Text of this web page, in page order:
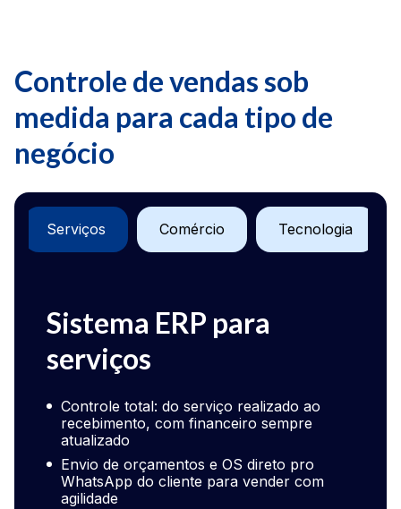
Controle de vendas sob
medida para cada tipo de
negócio
Serviços Comércio Tecnologia
Sistema ERP para
serviços
Controle total: do serviço realizado ao
recebimento, com financeiro sempre
atualizado
Envio de orçamentos e OS direto pro
WhatsApp do cliente para vender com
agilidade